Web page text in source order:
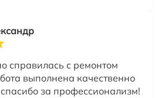
справилась с ремонтом
выполнена качественно
за профессионализм!